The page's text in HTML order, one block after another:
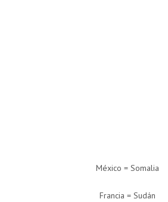
México = Somalia
Francia = Sudán